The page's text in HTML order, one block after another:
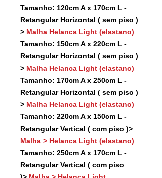
Tamanho: 120cm A x 170cm L -
Retangular Horizontal ( sem piso )
> Malha Helanca Light (elastano)
Tamanho: 150cm A x 220cm L -
Retangular Horizontal ( sem piso )
> Malha Helanca Light (elastano)
Tamanho: 170cm A x 250cm L -
Retangular Horizontal ( sem piso )
> Malha Helanca Light (elastano)
Tamanho: 220cm A x 150cm L -
Retangular Vertical ( com piso )>
Malha > Helanca Light (elastano)
Tamanho: 250cm A x 170cm L -
Retangular Vertical ( com piso